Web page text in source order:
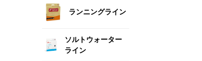
ランニングライン
ソルトウォーター
ライン